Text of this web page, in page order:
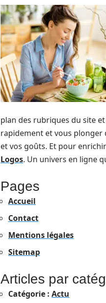
plan des rubriques du site
rapidement et vous plonger
et vos goûts. Et pour
Logos. Un univers en ligne
Pages
Accueil
Contact
Mentions légales
Sitemap
Articles par
Catégorie : Actu